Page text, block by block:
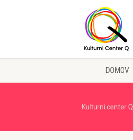
DOMOV
Kulturni center Q